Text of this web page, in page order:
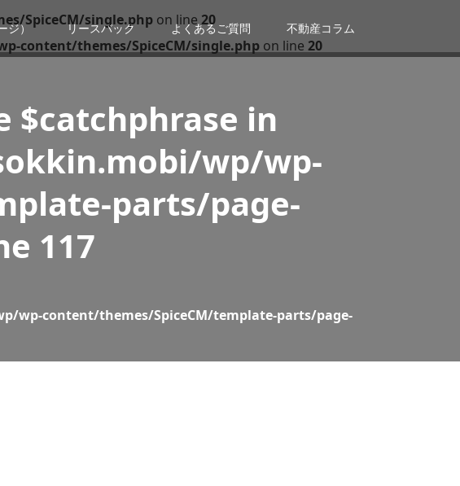
ジ） リースバック よくあるご質問 不動産コラム
SpiceCM/single.php on line20
content/themes/SpiceCM/single.php on line 20
$catchphrase in
wp/wp-
parts/page-
117
wp-content/themes/SpiceCM/template-parts/page-